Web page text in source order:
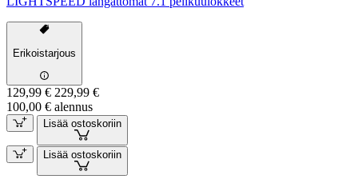
Erikoistarjous
129,99 € 229,99 €
100,00 € alennus
Lisää ostoskoriin
Lisää ostoskoriin